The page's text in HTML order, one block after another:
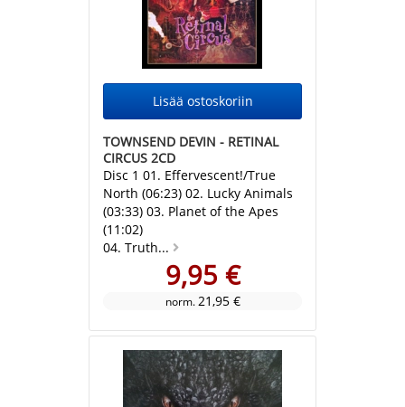
TOWNSEND DEVIN - RETINAL
CIRCUS 2CD
Disc 1 01. Effervescent!/True
North (06:23) 02. Lucky Animals
(03:33) 03. Planet of the Apes
(11:02)
04. Truth...
9,95 €
norm. 21,95 €